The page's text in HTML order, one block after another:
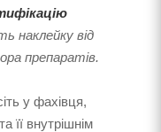
наклейку від
препаратів.
у фахівця,
її внутрішнім